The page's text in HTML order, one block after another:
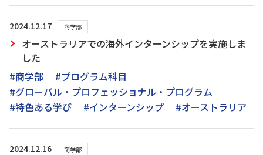
2024.12.17 商学部
オーストラリアでの海外インターンシップを実施しま
した
#商学部
#プログラム科目
#グローバル・プロフェッショナル・プログラム
#特色ある学び
#インターンシップ #オーストラリア
2024.12.16 商学部